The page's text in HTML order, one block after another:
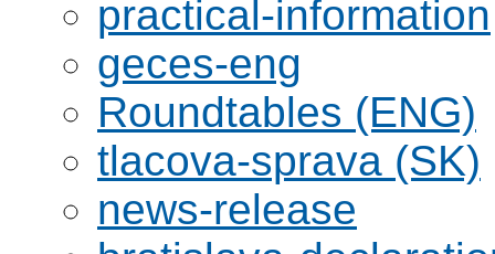
practical-information
geces-eng
Roundtables (ENG)
tlacova-sprava (SK)
news-release